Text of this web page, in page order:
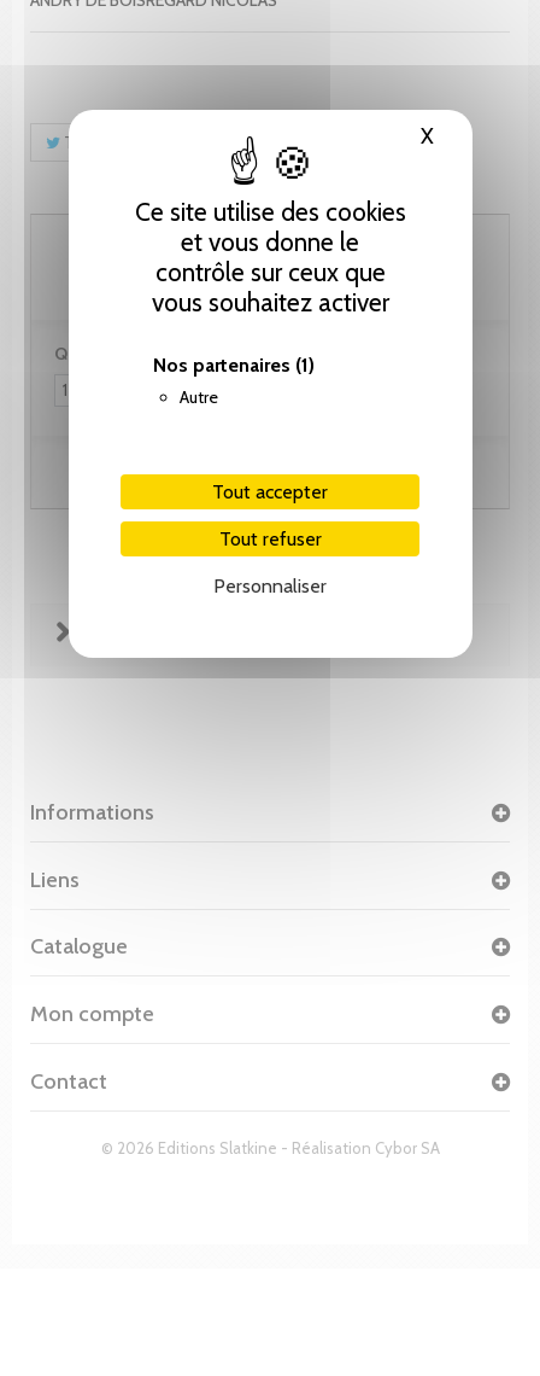
Ce site utilise des cookies
et vous donne le
contrôle sur ceux que
vous souhaitez activer
Nos partenaires (1)
Autre
Tout accepter
Tout refuser
Personnaliser
XMasquer
Tweet Pinterest
282.15 CHF
Quantité :
Ajouter au panier
Informations
© 2026 Editions Slatkine - Réalisation Cybor SA
Liens
Catalogue
Mon compte
Contact